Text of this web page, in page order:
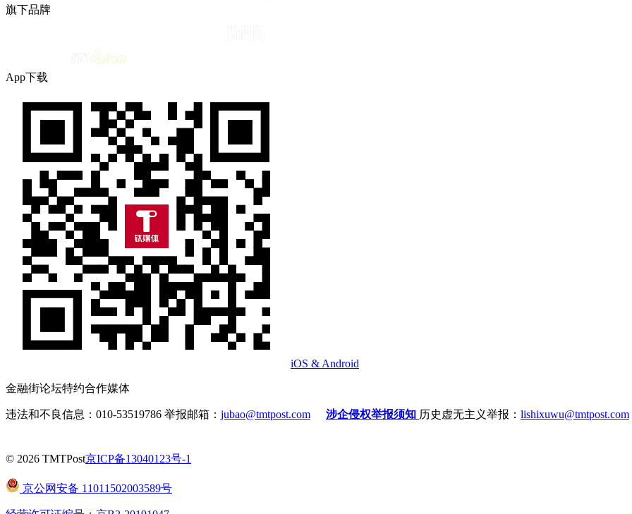
旗下品牌
App下载
iOS & Android
金融街论坛特约合作媒体
违法和不良信息：010-53519786 举报邮箱： jubao@tmtpost.com 涉企侵权举报须知 历史虚无主义举报： lishixuwu@tmtpost.com
© 2026 TMTPost京ICP备13040123号-1
京公网安备 11011502003589号